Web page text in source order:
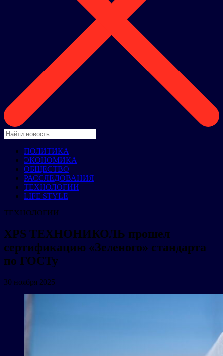
ПОЛИТИКА
ЭКОНОМИКА
ОБЩЕСТВО
РАССЛЕДОВАНИЯ
ТЕХНОЛОГИИ
LIFE STYLE
ТЕХНОЛОГИИ
XPS ТЕХНОНИКОЛЬ прошел
сертификацию «Зеленого» стандарта
по ГОСТу
30 ноября 2025